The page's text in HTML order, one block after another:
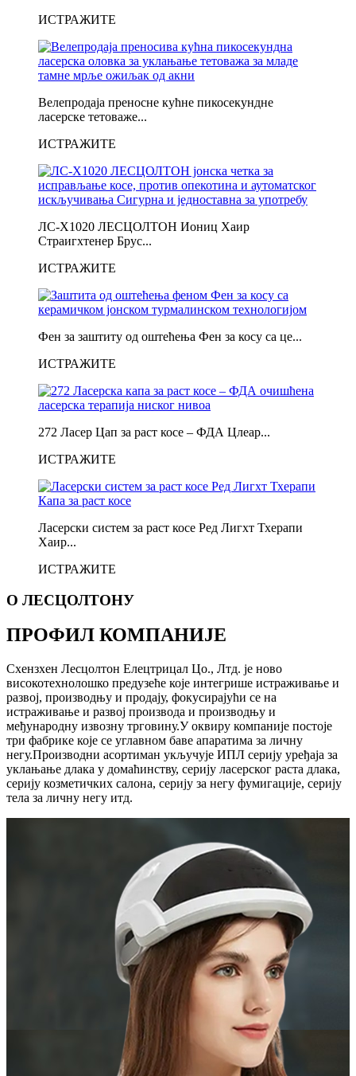
ИСТРАЖИТЕ
Велепродаја преносне кућне пикосекундне
ласерске тетоваже...
ИСТРАЖИТЕ
ЛС-Х1020 ЛЕСЦОЛТОН Иониц Хаир
Страигхтенер Брус...
ИСТРАЖИТЕ
Фен за заштиту од оштећења Фен за косу са це...
ИСТРАЖИТЕ
272 Ласер Цап за раст косе – ФДА Цлеар...
ИСТРАЖИТЕ
Ласерски систем за раст косе Ред Лигхт Тхерапи
Хаир...
ИСТРАЖИТЕ
О ЛЕСЦОЛТОНУ
ПРОФИЛ КОМПАНИЈЕ
Схензхен Лесцолтон Елецтрицал Цо., Лтд. је ново
високотехнолошко предузеће које интегрише истраживање и
развој, производњу и продају, фокусирајући се на
истраживање и развој производа и производњу и
међународну извозну трговину.У оквиру компаније постоје
три фабрике које се углавном баве апаратима за личну
негу.Производни асортиман укључује ИПЛ серију уређаја за
уклањање длака у домаћинству, серију ласерског раста длака,
серију козметичких салона, серију за негу фумигације, серију
тела за личну негу итд.